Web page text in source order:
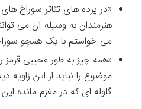
«در پرده های تئاتر سوراخ
هنرمندان به وسیله آن می
می خواستم با یک همچو
«همه چیز به طور عجیبی
موضوع را نباید از این
گلوله ای که در مغزم مانده